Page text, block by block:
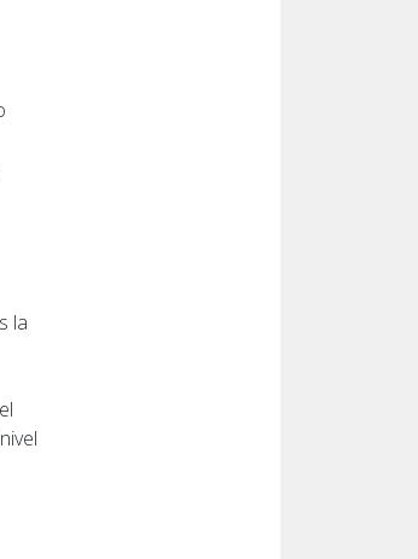
la